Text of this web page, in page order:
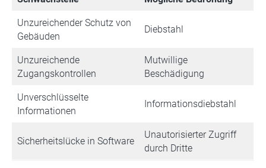
Unzureichender Schutz von
Gebäuden
Diebstahl
Unzureichende
Zugangskontrollen
Mutwillige
Beschädigung
Unverschlüsselte
Informationen
Informationsdiebstahl
Sicherheitslücke in Software
Unautorisierter Zugriff
durch Dritte